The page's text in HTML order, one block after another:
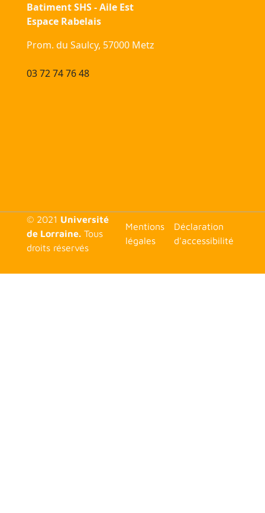
Batiment SHS - Aile Est
Espace Rabelais
Prom. du Saulcy, 57000 Metz
03 72 74 76 48
© 2021 Université
de Lorraine.Tous
droits réservés
<none>
Mentions
légales
Déclaration
d'accessibilité